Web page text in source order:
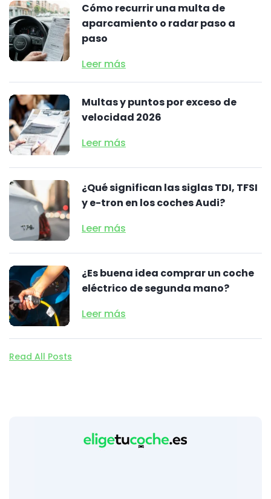
Cómo recurrir una multa de
aparcamiento o radar paso a
paso
Leer más
Multas y puntos por exceso de
velocidad 2026
Leer más
¿Qué significan las siglas TDI, TFSI
y e-tron en los coches Audi?
Leer más
¿Es buena idea comprar un coche
eléctrico de segunda mano?
Leer más
Read All Posts